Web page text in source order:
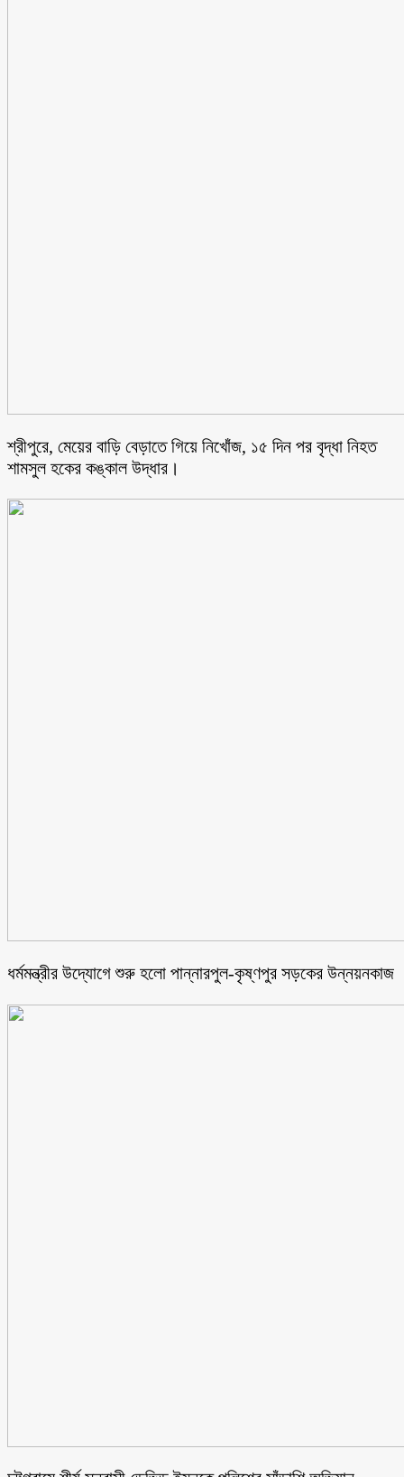
শ্রীপুরে, মেয়ের বাড়ি বেড়াতে গিয়ে নিখোঁজ, ১৫ দিন পর বৃদ্ধা নিহত
শামসুল হকের কঙ্কাল উদ্ধার।
ধর্মমন্ত্রীর উদ্যোগে শুরু হলো পান্নারপুল-কৃষ্ণপুর সড়কের উন্নয়নকাজ